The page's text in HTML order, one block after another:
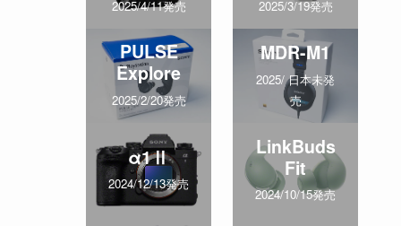
2025/4/11発売 2025/3/19発売
PULSE
Explore
2025/2/20発売
MDR-M1
2025/ 日本未発
売
α1Ⅱ
2024/12/13発売
LinkBuds
Fit
2024/10/15発売